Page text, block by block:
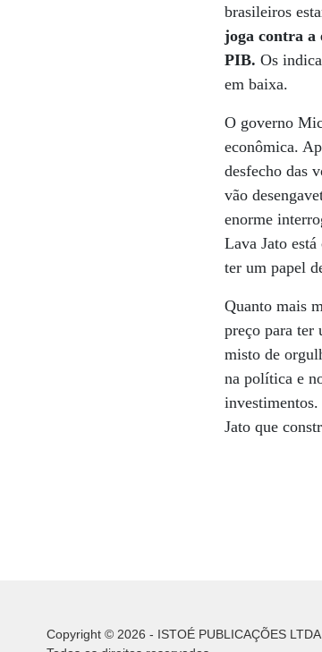
brasileiros
joga contra a
PIB. Os
em baixa.
O governo
econômica.
desfecho das
vão
enorme
Lava Jato
ter um papel
Quanto mais
preço para ter
misto de
na política e
Jato que
Copyright © 2026 - ISTOÉ PUBLICAÇÕES LTDA